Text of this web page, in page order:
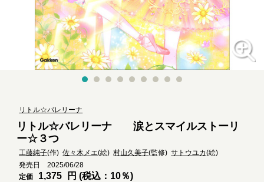
リトル☆バレリーナ
リトル☆バレリーナ 涙とスマイルストーリ
ー☆３つ
工藤純子(作)佐々木メエ(絵)村山久美子(監修)サトウユカ(絵)
発売日 2025/06/28
定価
1,375 円 (税込：10％)